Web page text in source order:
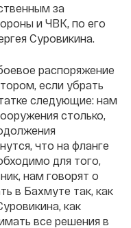
за
и ЧВК, по его
Суровикина.
распоряжение
если убрать
следующие: нам
столько,
что на фланге
для того,
нам говорят о
в Бахмуте так, как
как
все решения в